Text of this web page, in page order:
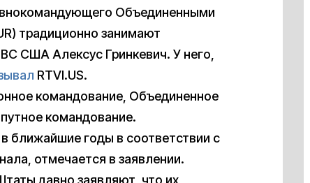
Объединенными
традиционно занимают
США Алексус Гринкевич. У него,
RTVI.US.
командование, Объединенное
командование.
ближайшие годы в соответствии с
отмечается в заявлении.